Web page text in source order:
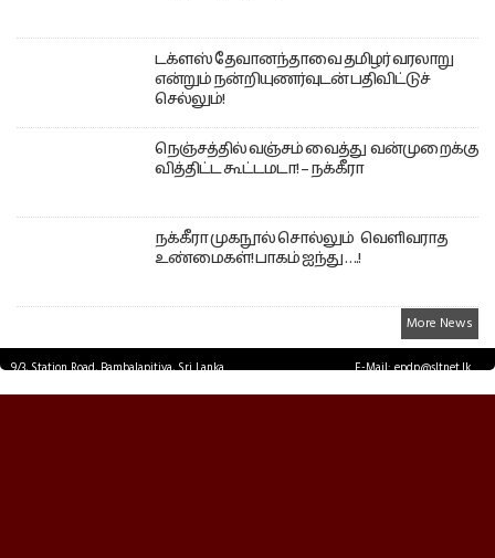
டக்ளஸ் தேவானந்தாவை தமிழர் வரலாறு
என்றும் நன்றியுணர்வுடன் பதிவிட்டுச்
செல்லும்!
நெஞ்சத்தில் வஞ்சம் வைத்து வன்முறைக்கு
வித்திட்ட கூட்டமடா! – நக்கீரா
நக்கீரா முகநூல் சொல்லும் வெளிவராத
உண்மைகள்! பாகம் ஐந்து ….!
More News
9/3, Station Road, Bambalapitiya, Sri Lanka.
E-Mail: epdp@sltnet.lk